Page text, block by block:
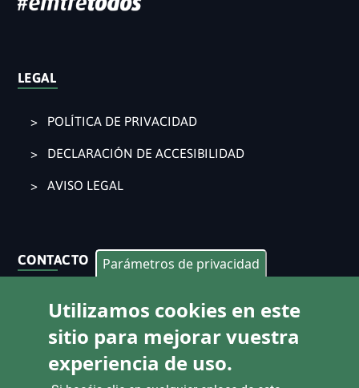
LEGAL
POLÍTICA DE PRIVACIDAD
DECLARACIÓN DE ACCESIBILIDAD
AVISO LEGAL
CONTACTO
963 53 37 90
CANALES DE ATENCIÓN CIUDADANA
Parámetros de privacidad
Utilizamos cookies en este
sitio para mejorar vuestra
experiencia de uso.